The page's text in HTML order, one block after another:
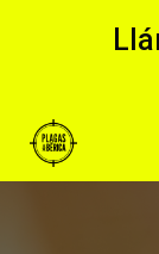
content